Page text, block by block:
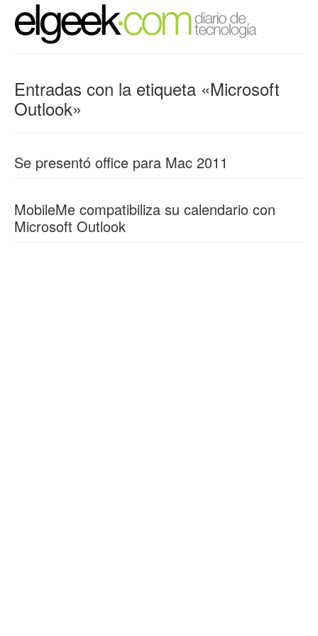
Entradas con la etiqueta «Microsoft
Outlook»
Se presentó office para Mac 2011
MobileMe compatibiliza su calendario con
Microsoft Outlook